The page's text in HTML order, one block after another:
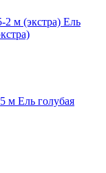
Ель
Ель голубая